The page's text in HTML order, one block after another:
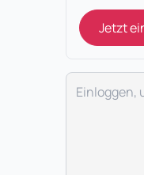
Jetzt
Deine